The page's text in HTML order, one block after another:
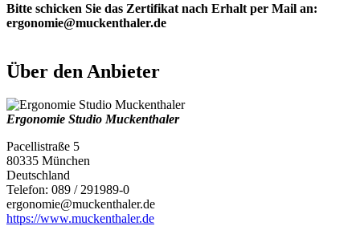
Bitte schicken Sie das Zertifikat nach Erhalt per Mail an:
ergonomie@muckenthaler.de
Über den Anbieter
Ergonomie Studio Muckenthaler
Pacellistraße 5
80335 München
Deutschland
Telefon: 089 / 291989-0
ergonomie@muckenthaler.de
https://www.muckenthaler.de